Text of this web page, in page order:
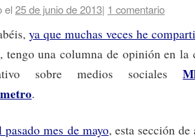
el25 de junio de 2013| 1 comentario
ya que muchas veces he
, tengo una columna de opinión en
sobre medios sociales
.
pasado mes de mayo, esta sección